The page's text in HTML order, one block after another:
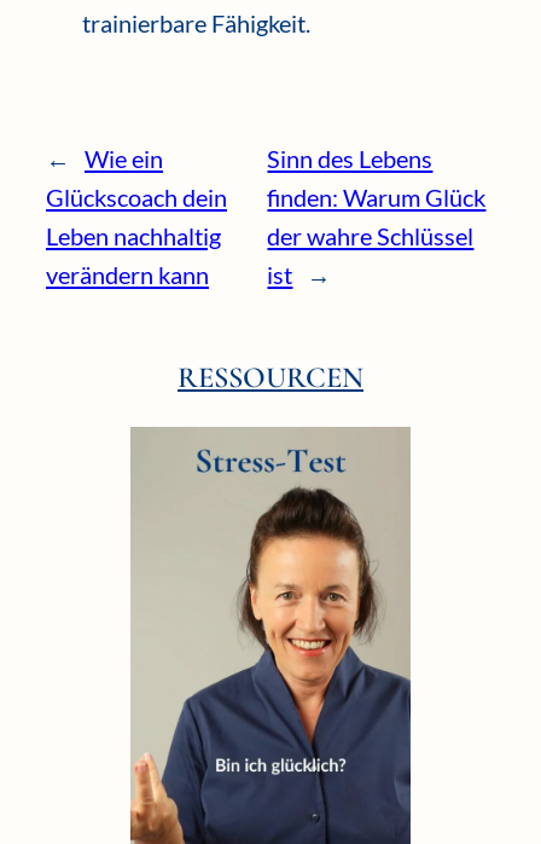
trainierbare Fähigkeit.
←
Wie ein
Glückscoach dein
Leben nachhaltig
verändern kann
Sinn des Lebens
finden: Warum Glück
der wahre Schlüssel
ist
→
RESSOURCEN